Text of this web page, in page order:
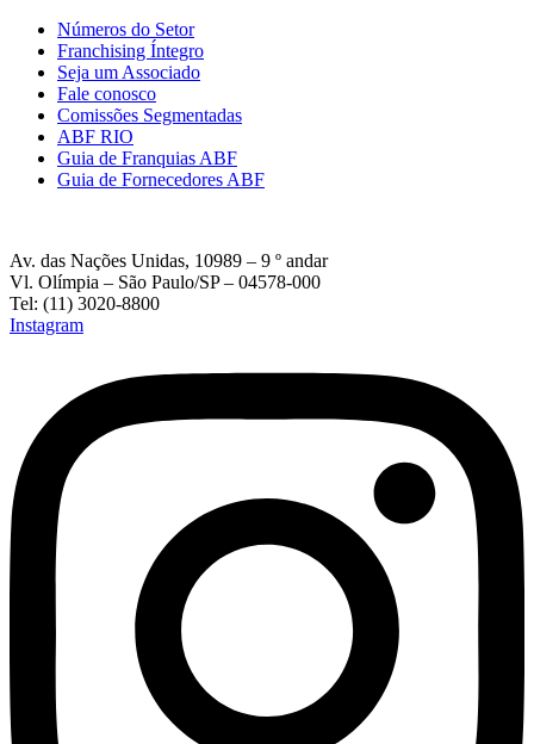
Números do Setor
Franchising Íntegro
Seja um Associado
Fale conosco
Comissões Segmentadas
ABF RIO
Guia de Franquias ABF
Guia de Fornecedores ABF
Av. das Nações Unidas, 10989 – 9 º andar
Vl. Olímpia – São Paulo/SP – 04578-000
Tel: (11) 3020-8800
Instagram